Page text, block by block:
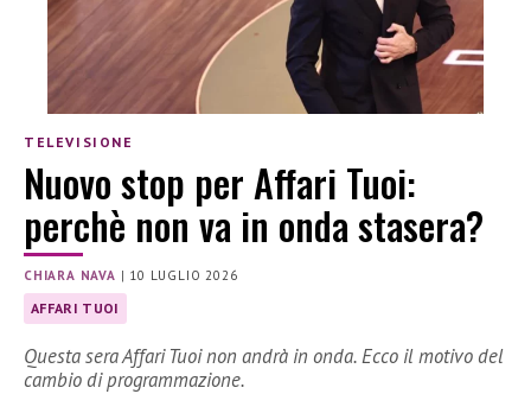
TELEVISIONE
Nuovo stop per Affari Tuoi:
perchè non va in onda stasera?
CHIARA NAVA | 10 LUGLIO 2026
AFFARI TUOI
Questa sera Affari Tuoi non andrà in onda. Ecco il motivo del
cambio di programmazione.